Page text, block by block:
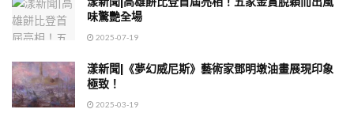
味驚艷全場
2025-07-19
漾新聞|《夢幻威尼斯》藝術家鄧明墩油畫展現印象
極致！
2025-03-19